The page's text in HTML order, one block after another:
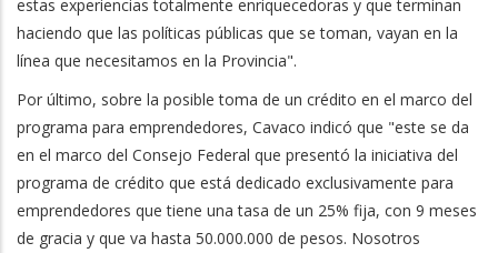
estas experiencias totalmente enriquecedoras y que terminan
haciendo que las políticas públicas que se toman, vayan en la
línea que necesitamos en la Provincia".
Por último, sobre la posible toma de un crédito en el marco del
programa para emprendedores, Cavaco indicó que "este se da
en el marco del Consejo Federal que presentó la iniciativa del
programa de crédito que está dedicado exclusivamente para
emprendedores que tiene una tasa de un 25% fija, con 9 meses
de gracia y que va hasta 50.000.000 de pesos. Nosotros